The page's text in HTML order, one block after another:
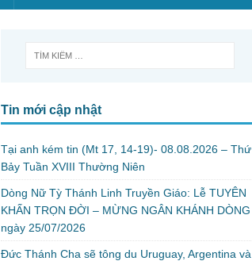
Tin mới cập nhật
Tại anh kém tin (Mt 17, 14-19)- 08.08.2026 – Thứ
Bảy Tuần XVIII Thường Niên
Dòng Nữ Tỳ Thánh Linh Truyền Giáo: Lễ TUYÊN
KHẤN TRỌN ĐỜI – MỪNG NGÂN KHÁNH DÒNG
ngày 25/07/2026
Đức Thánh Cha sẽ tông du Uruguay, Argentina và